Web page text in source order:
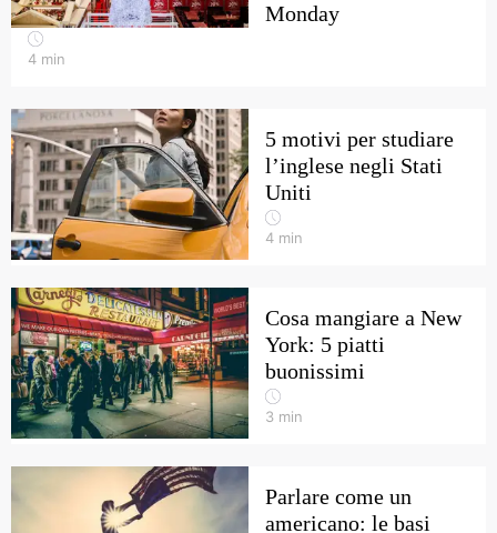
Monday
4 min
5 motivi per studiare
l’inglese negli Stati
Uniti
4 min
Cosa mangiare a New
York: 5 piatti
buonissimi
3 min
Parlare come un
americano: le basi